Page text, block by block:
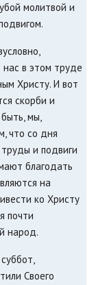
молитвой и
в этом труде
Христу. И вот
скорби и
мы,
что со дня
и подвиги
благодать
на
ко Христу
почти
народ.
Своего